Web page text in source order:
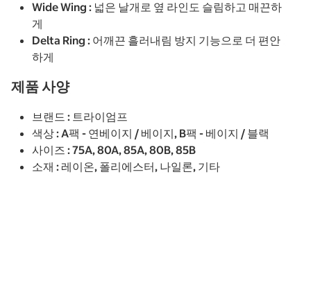
Wide Wing : 넓은 날개로 옆 라인도 슬림하고 매끈하
게
Delta Ring : 어깨끈 흘러내림 방지 기능으로 더 편안
하게
제품 사양
브랜드 : 트라이엄프
색상 : A팩 - 연베이지 / 베이지, B팩 - 베이지 / 블랙
사이즈 : 75A, 80A, 85A, 80B, 85B
소재 : 레이온, 폴리에스터, 나일론, 기타